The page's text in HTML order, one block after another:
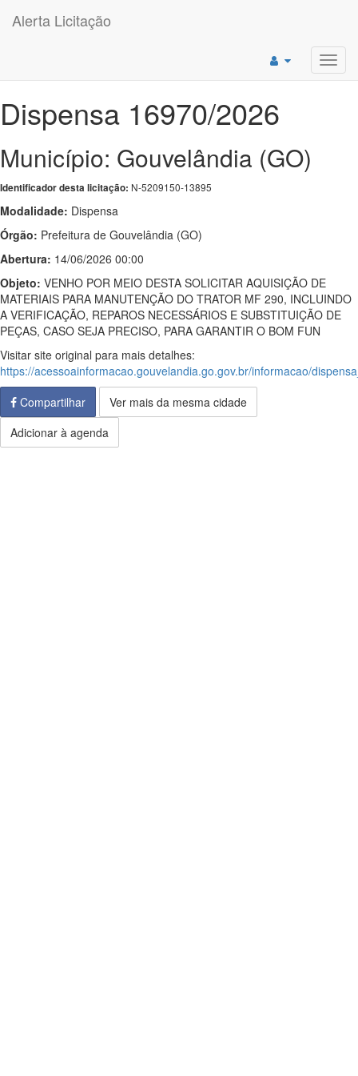
Alerta Licitação
Dispensa 16970/2026
Município: Gouvelândia (GO)
Identificador desta licitação: N-5209150-13895
Modalidade: Dispensa
Órgão: Prefeitura de Gouvelândia (GO)
Abertura: 14/06/2026 00:00
Objeto: VENHO POR MEIO DESTA SOLICITAR AQUISIÇÃO DE
MATERIAIS PARA MANUTENÇÃO DO TRATOR MF 290, INCLUINDO
A VERIFICAÇÃO, REPAROS NECESSÁRIOS E SUBSTITUIÇÃO DE
PEÇAS, CASO SEJA PRECISO, PARA GARANTIR O BOM FUN
Visitar site original para mais detalhes:
https://acessoainformacao.gouvelandia.go.gov.br/informacao/
Compartilhar
Ver mais da mesma cidade
Adicionar à agenda